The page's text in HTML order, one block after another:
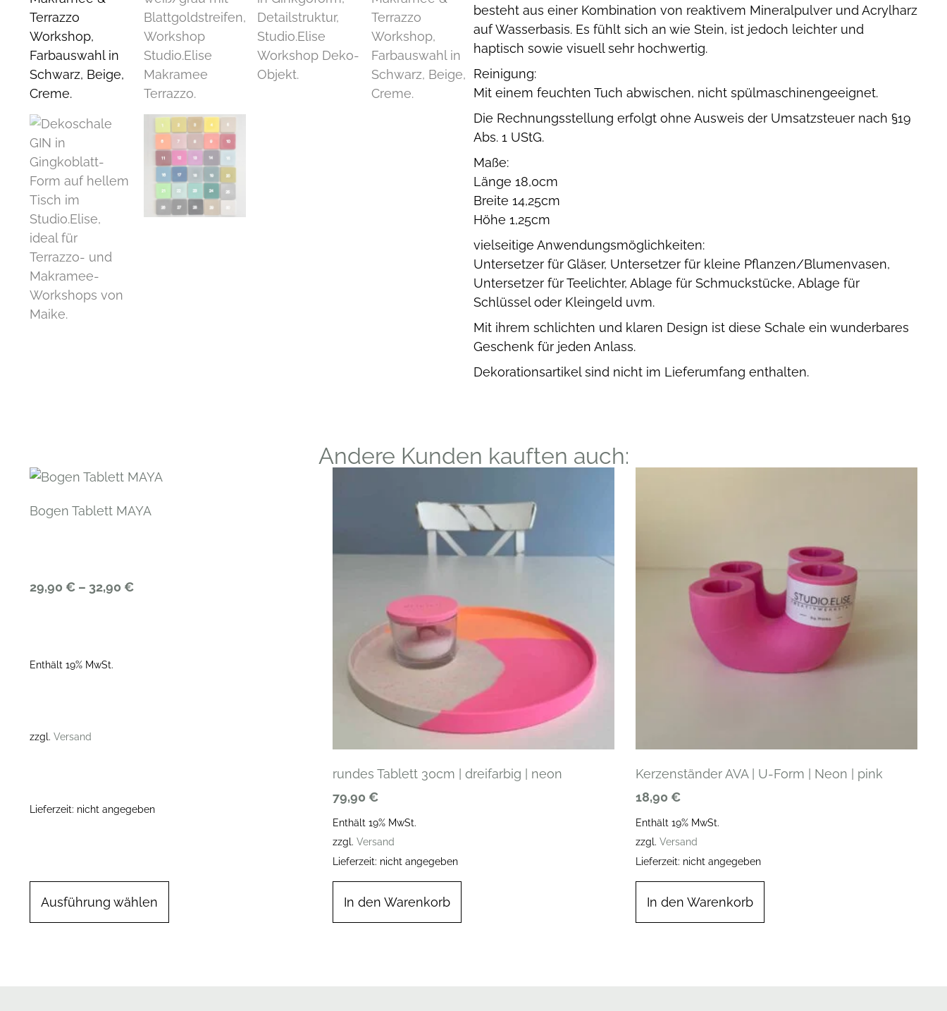
besteht aus einer Kombination von reaktivem Mineralpulver und Acrylharz
auf Wasserbasis. Es fühlt sich an wie Stein, ist jedoch leichter und
haptisch sowie visuell sehr hochwertig.
Reinigung:
Mit einem feuchten Tuch abwischen, nicht spülmaschinengeeignet.
Die Rechnungsstellung erfolgt ohne Ausweis der Umsatzsteuer nach §19
Abs. 1 UStG.
Maße:
Länge 18,0cm
Breite 14,25cm
Höhe 1,25cm
vielseitige Anwendungsmöglichkeiten:
Untersetzer für Gläser, Untersetzer für kleine Pflanzen/Blumenvasen,
Untersetzer für Teelichter, Ablage für Schmuckstücke, Ablage für
Schlüssel oder Kleingeld uvm.
Mit ihrem schlichten und klaren Design ist diese Schale ein wunderbares
Geschenk für jeden Anlass.
Dekorationsartikel sind nicht im Lieferumfang enthalten.
Andere Kunden kauften auch:
Bogen Tablett MAYA
29,90 € – 32,90 €
Enthält 19% MwSt.
zzgl. Versand
Lieferzeit: nicht angegeben
Ausführung wählen
rundes Tablett 30cm | dreifarbig | neon
79,90 €
Enthält 19% MwSt.
zzgl. Versand
Lieferzeit: nicht angegeben
In den Warenkorb
Kerzenständer AVA | U-Form | Neon | pink
18,90 €
Enthält 19% MwSt.
zzgl. Versand
Lieferzeit: nicht angegeben
In den Warenkorb